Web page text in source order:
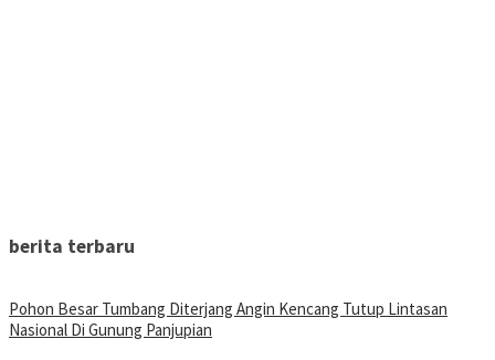
berita terbaru
Pohon Besar Tumbang Diterjang Angin Kencang Tutup Lintasan
Nasional Di Gunung Panjupian